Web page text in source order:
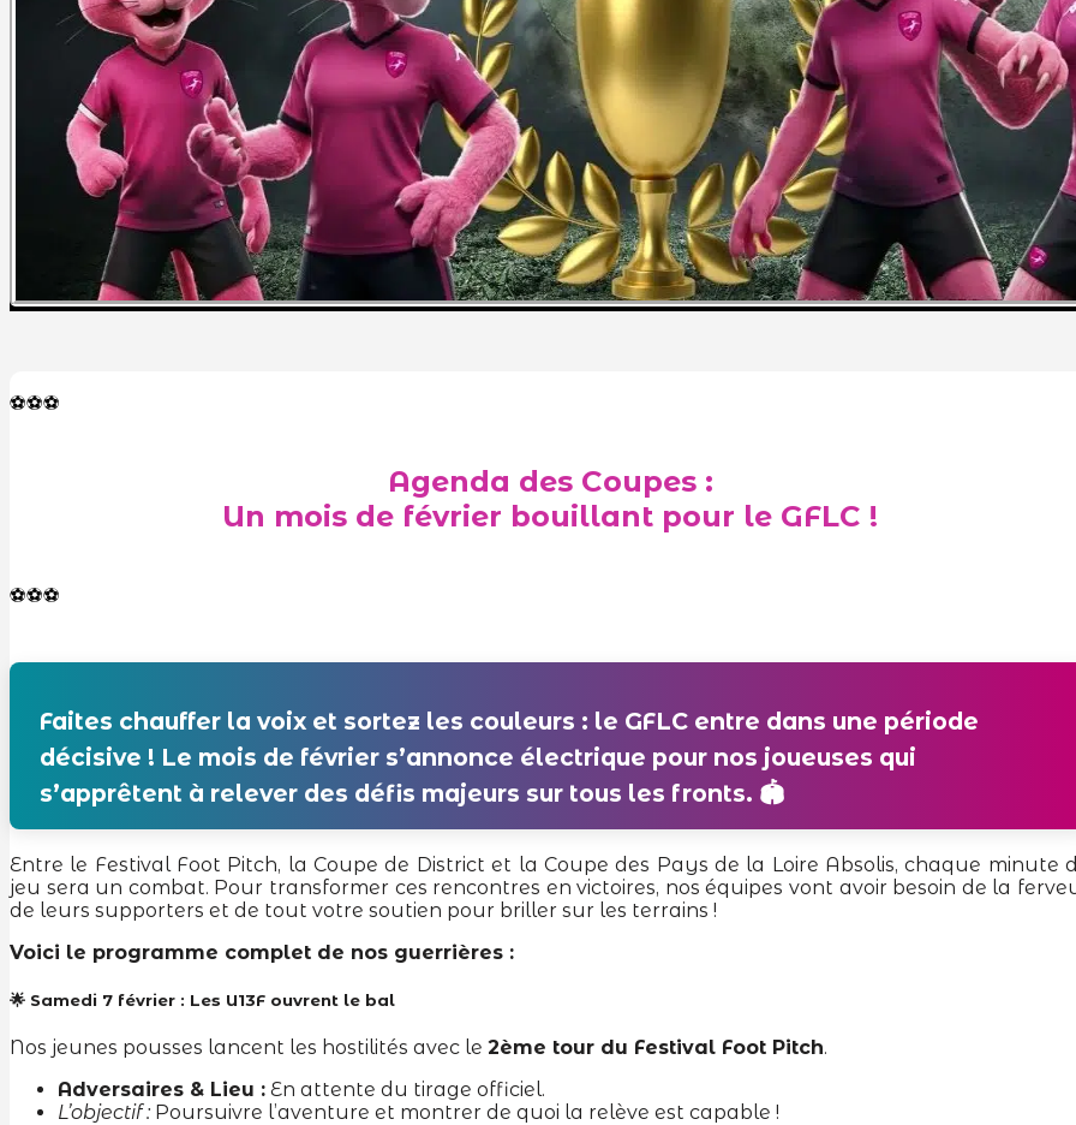
⚽️⚽️⚽️
Agenda des Coupes :
Un mois de février bouillant pour le GFLC !
⚽️⚽️⚽️
Faites chauffer la voix et sortez les couleurs : le GFLC entre dans une période
décisive ! Le mois de février s’annonce électrique pour nos joueuses qui
s’apprêtent à relever des défis majeurs sur tous les fronts. 🏟️
Entre le Festival Foot Pitch, la Coupe de District et la Coupe des Pays de la Loire Absolis, chaque minute
jeu sera un combat. Pour transformer ces rencontres en victoires, nos équipes vont avoir besoin de la
de leurs supporters et de tout votre soutien pour briller sur les terrains !
Voici le programme complet de nos guerrières :
🌟 Samedi 7 février : Les U13F ouvrent le bal
Nos jeunes pousses lancent les hostilités avec le 2ème tour du Festival Foot Pitch.
Adversaires & Lieu : En attente du tirage officiel.
L’objectif : Poursuivre l’aventure et montrer de quoi la relève est capable !